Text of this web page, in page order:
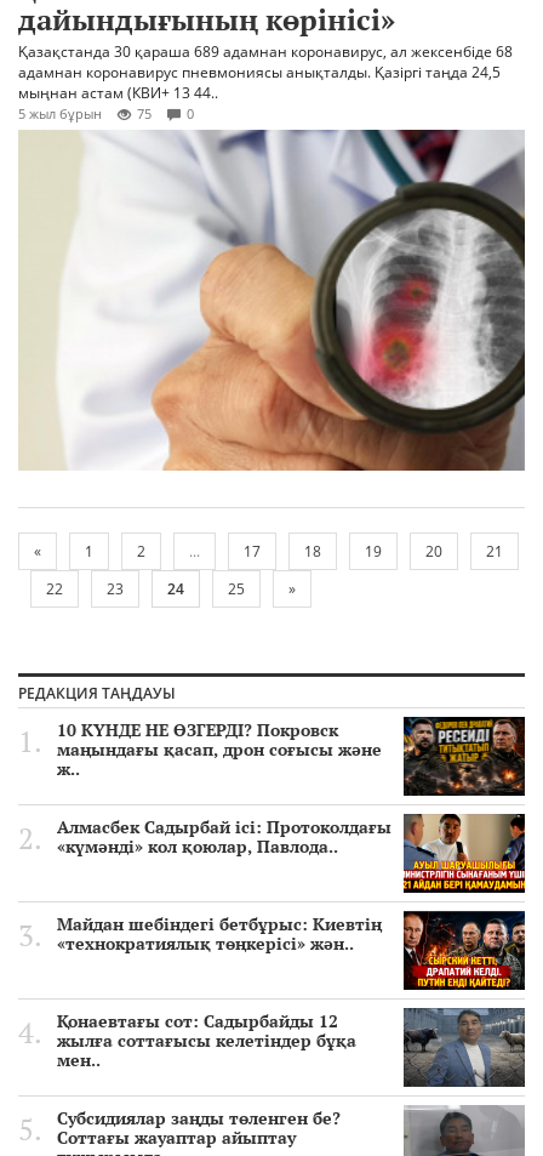
дайындығының көрінісі»
Қазақстанда 30 қараша 689 адамнан коронавирус, ал жексенбіде 68
адамнан коронавирус пневмониясы анықталды. Қазіргі таңда 24,5
мыңнан астам (КВИ+ 13 44..
5 жыл бұрын 75 0
« 1 2 ... 17 18 19 20
21
22
23 24 25 »
РЕДАКЦИЯ ТАҢДАУЫ
10 КҮНДЕ НЕ ӨЗГЕРДІ? Покровск
маңындағы қасап, дрон соғысы және
ж..
Алмасбек Садырбай ісі: Протоколдағы
«күмәнді» кол қоюлар, Павлода..
Майдан шебіндегі бетбұрыс: Киевтің
«технократиялық төңкерісі» жән..
Қонаевтағы сот: Садырбайды 12
жылға соттағысы келетіндер бұқа
мен..
Субсидиялар заңды төленген бе?
Соттағы жауаптар айыптау